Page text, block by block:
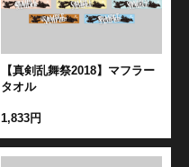
【真剣乱舞祭2018】マフラー
タオル
1,833円